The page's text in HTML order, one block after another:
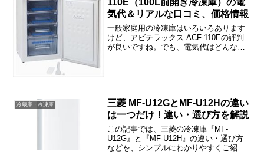
気代＆リアルな口コミ、価格情報
一般家庭用の冷凍庫はいろいろあります
けど、アビテラックス ACF-110Eの評判
が良いですね。でも、電気代はどんな感
冷蔵庫・冷凍庫
三菱 MF-U12GとMF-U12Hの違い
は一つだけ！違い・選び方を解説
この記事では、三菱の冷凍庫『MF-
U12G』と『MF-U12H』の違い・選び方
などを、シンプルにわかりやすくご紹介